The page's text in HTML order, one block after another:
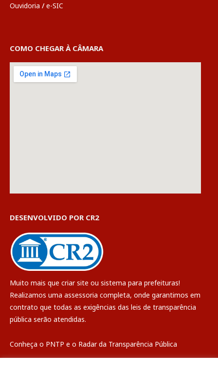
Ouvidoria / e-SIC
COMO CHEGAR À CÂMARA
DESENVOLVIDO POR CR2
Muito mais que criar site ou sistema para prefeituras!
Realizamos uma assessoria completa, onde garantimos em
contrato que todas as exigências das leis de transparência
pública serão atendidas.
Conheça o PNTP e o Radar da Transparência Pública